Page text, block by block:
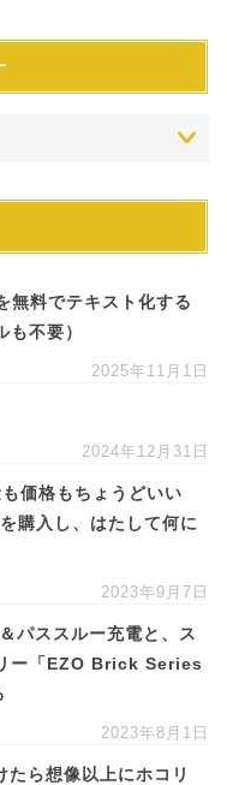
無料でテキスト化する
不要）
2025年11月1日
2024年12月31日
価格もちょうどいい
購入し、はたして何に
2023年9月7日
パススルー充電と、ス
ー「EZO Brick Series
2023年8月1日
たら想像以上にホコリ